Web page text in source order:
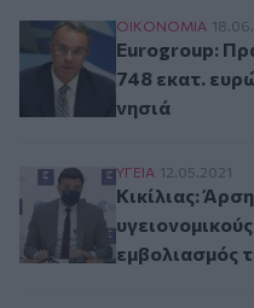
Eurogroup:
ΟΙΚΟΝΟΜΙΑ
Eurogroup:
748 εκατ.
νησιά
Κικίλιας:
ΥΓΕΙΑ 12.05.2021
Κικίλιας:
εμβολιασμός